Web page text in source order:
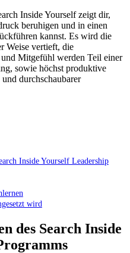
Inside Yourself zeigt dir,
beruhigen und in einen
kannst. Es wird die
Weise vertieft, die
Mitgefühl werden Teil einer
sowie höchst produktive
durchschaubarer
Inside Yourself Leadership
wird
des Search Inside